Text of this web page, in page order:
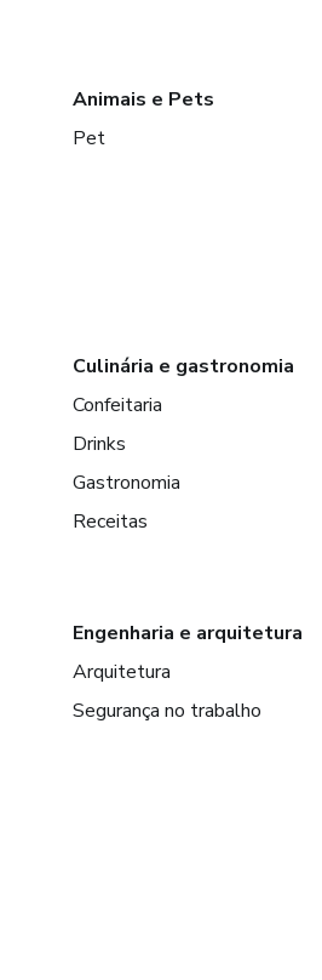
Animais e Pets
Pet
Culinária e gastronomia
Confeitaria
Drinks
Gastronomia
Receitas
Engenharia e arquitetura
Arquitetura
Segurança no trabalho